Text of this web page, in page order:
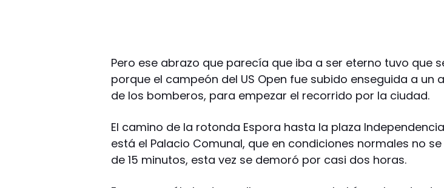
Pero ese abrazo que parecía que iba a ser eterno tuvo que
porque el campeón del US Open fue subido enseguida a un
de los bomberos, para empezar el recorrido por la ciudad.
El camino de la rotonda Espora hasta la plaza
está el Palacio Comunal, que en condiciones normales no
de 15 minutos, esta vez se demoró por casi dos horas.